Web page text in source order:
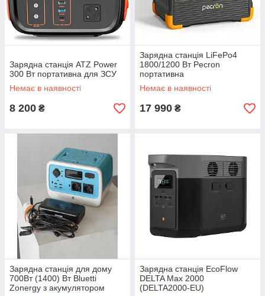
Зарядна станція ATZ Power
300 Вт портативна для ЗСУ
Немає в наявності
8 200 ₴
Зарядна станція LiFePo4
1800/1200 Вт Pecron
портативна
Немає в наявності
17 990 ₴
Зарядна станція для дому
700Вт (1400) Вт Bluetti
Zonergy з акумулятором
Зарядна станція EcoFlow
DELTA Max 2000
(DELTA2000-EU)